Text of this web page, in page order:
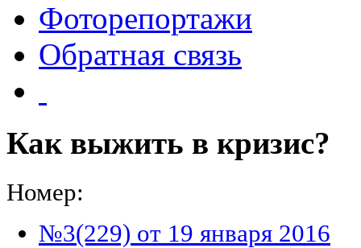
Фоторепортажи
Обратная связь
Как выжить в кризис?
Номер:
№3(229) от 19 января 2016